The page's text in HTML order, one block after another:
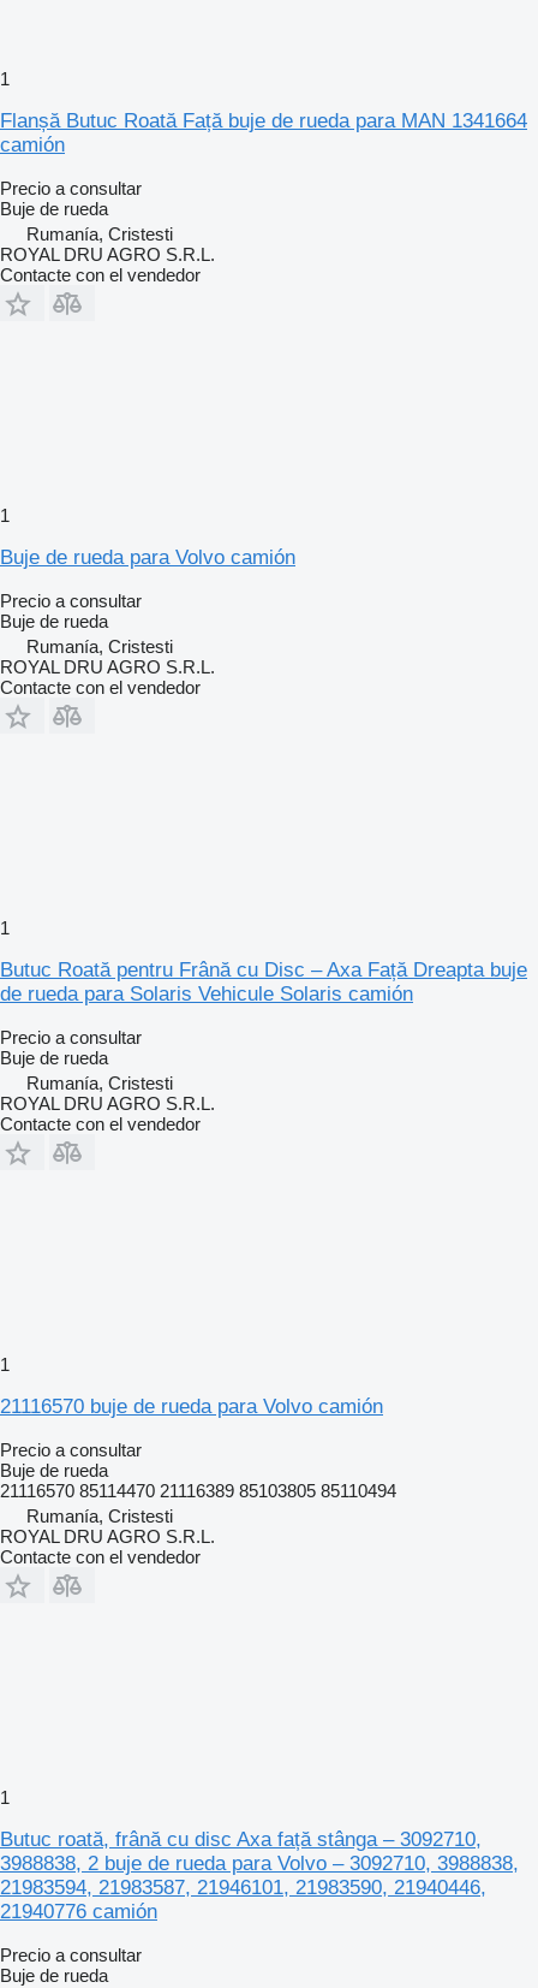
1
Flanșă Butuc Roată Față buje de rueda para MAN 1341664
camión
Precio a consultar
Buje de rueda
Rumanía, Cristesti
ROYAL DRU AGRO S.R.L.
Contacte con el vendedor
1
Buje de rueda para Volvo camión
Precio a consultar
Buje de rueda
Rumanía, Cristesti
ROYAL DRU AGRO S.R.L.
Contacte con el vendedor
1
Butuc Roată pentru Frână cu Disc – Axa Față Dreapta buje
de rueda para Solaris Vehicule Solaris camión
Precio a consultar
Buje de rueda
Rumanía, Cristesti
ROYAL DRU AGRO S.R.L.
Contacte con el vendedor
1
21116570 buje de rueda para Volvo camión
Precio a consultar
Buje de rueda
21116570 85114470 21116389 85103805 85110494
Rumanía, Cristesti
ROYAL DRU AGRO S.R.L.
Contacte con el vendedor
1
Butuc roată, frână cu disc Axa față stânga – 3092710,
3988838, 2 buje de rueda para Volvo – 3092710, 3988838,
21983594, 21983587, 21946101, 21983590, 21940446,
21940776 camión
Precio a consultar
Buje de rueda